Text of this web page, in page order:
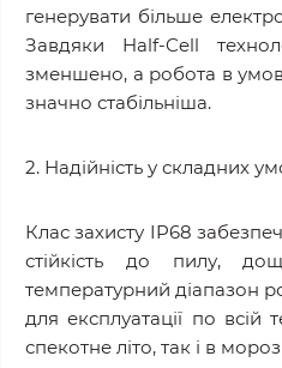
генерувати більше
Завдяки Half-Cell
зменшено, а робота в
значно стабільніша.
2. Надійність у складних
Клас захисту IP68
стійкість до пилу,
температурний діапазон
для експлуатації по всій
спекотне літо, так і в